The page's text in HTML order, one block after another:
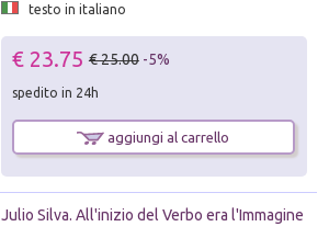
testo in italiano
€ 23.75 € 25.00 -5%
spedito in 24h
aggiungi al carrello
Julio Silva. All'inizio del Verbo era l'Immagine